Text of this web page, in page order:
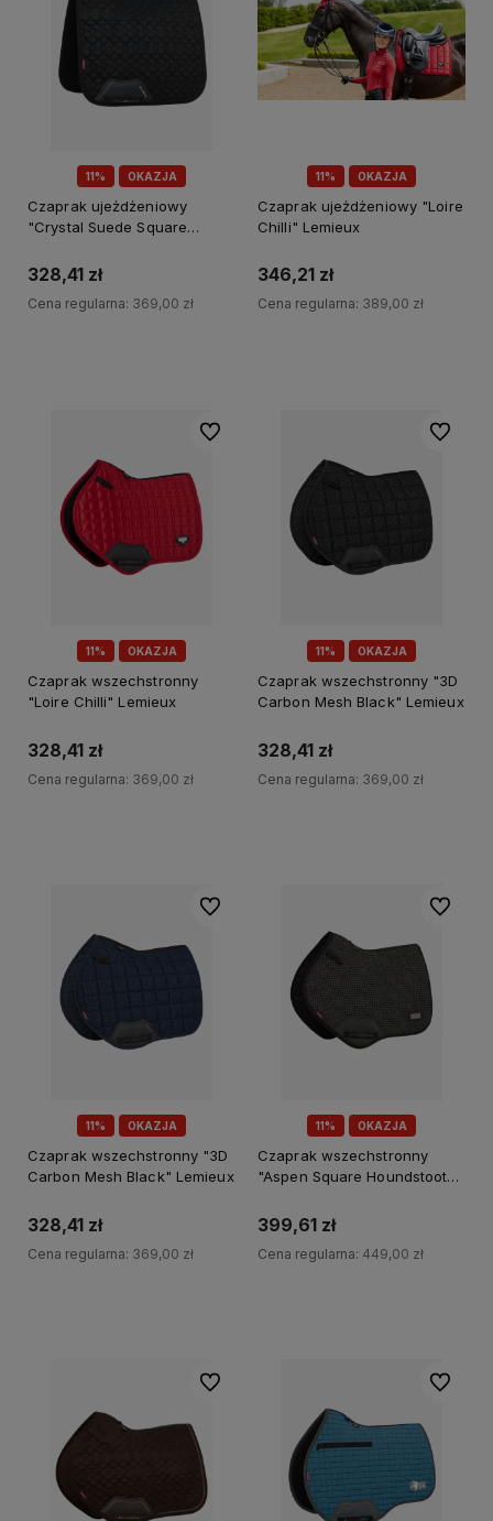
11% OKAZJA
Czaprak ujeżdżeniowy
"Crystal Suede Square
328,41 zł
Cena regularna: 369,00 zł
11% OKAZJA
Czaprak ujeżdżeniowy "Loire
Chilli" Lemieux
346,21 zł
Cena regularna: 389,00 zł
11% OKAZJA
Czaprak wszechstronny
"Loire Chilli" Lemieux
328,41 zł
Cena regularna: 369,00 zł
Do ulubionych
11% OKAZJA
Czaprak wszechstronny "3D
Carbon Mesh Black" Lemieux
328,41 zł
Cena regularna: 369,00 zł
Do
11% OKAZJA
Czaprak wszechstronny "3D
Carbon Mesh Black" Lemieux
328,41 zł
Cena regularna: 369,00 zł
Do ulubionych
11% OKAZJA
Czaprak wszechstronny
"Aspen Square Houndstooth"
399,61 zł
Cena regularna: 449,00 zł
Do
Do ulubionych Do